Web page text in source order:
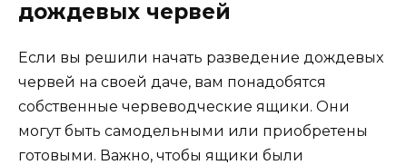
дождевых червей
Если вы решили начать разведение дождевых
червей на своей даче, вам понадобятся
собственные червеводческие ящики. Они
могут быть самодельными или приобретены
готовыми. Важно, чтобы ящики были